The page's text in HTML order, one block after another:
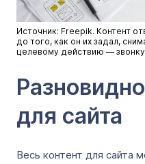
Источник: Freepik. Контент
до того, как он их задал,
целевому действию — звонку
для сайта
Весь контент для сайта